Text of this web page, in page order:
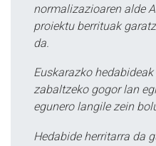
normalizazioaren alde
proiektu berrituak
da.
Euskarazko
zabaltzeko gogor lan
egunero langile zein
Hedabide herritarra da